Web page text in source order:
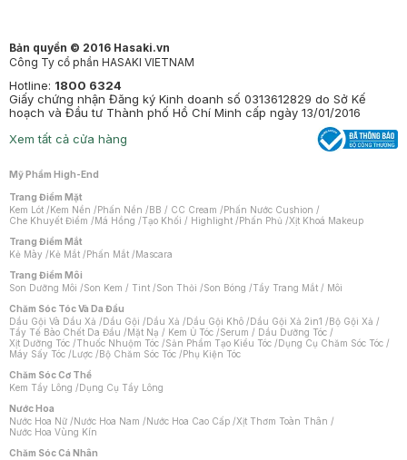
Bản quyền © 2016 Hasaki.vn
Công Ty cổ phần HASAKI VIETNAM
Hotline: 1800 6324
Giấy chứng nhận Đăng ký Kinh doanh số 0313612829 do Sở Kế
hoạch và Đầu tư Thành phố Hồ Chí Minh cấp ngày 13/01/2016
Xem tất cả cửa hàng
Mỹ Phẩm High-End
Trang Điểm Mặt
Kem Lót /Kem Nền /Phấn Nền /BB / CC Cream /Phấn Nước Cushion /
Che Khuyết Điểm /Má Hồng /Tạo Khối / Highlight /Phấn Phủ /Xịt Khoá Makeup
Trang Điểm Mắt
Kẻ Mày /Kẻ Mắt /Phấn Mắt /Mascara
Trang Điểm Môi
Son Dưỡng Môi /Son Kem / Tint /Son Thỏi /Son Bóng /Tẩy Trang Mắt / Môi
Chăm Sóc Tóc Và Da Đầu
Dầu Gội Và Dầu Xả /Dầu Gội /Dầu Xả /Dầu Gội Khô /Dầu Gội Xả 2in1 /Bộ Gội Xả /
Tẩy Tế Bào Chết Da Đầu /Mặt Nạ / Kem Ủ Tóc /Serum / Dầu Dưỡng Tóc /
Xịt Dưỡng Tóc /Thuốc Nhuộm Tóc /Sản Phẩm Tạo Kiểu Tóc /Dụng Cụ Chăm Sóc Tóc /
Máy Sấy Tóc /Lược /Bộ Chăm Sóc Tóc /Phụ Kiện Tóc
Chăm Sóc Cơ Thể
Kem Tẩy Lông /Dụng Cụ Tẩy Lông
Nước Hoa
Nước Hoa Nữ /Nước Hoa Nam /Nước Hoa Cao Cấp /Xịt Thơm Toàn Thân /
Nước Hoa Vùng Kín
Chăm Sóc Cá Nhân